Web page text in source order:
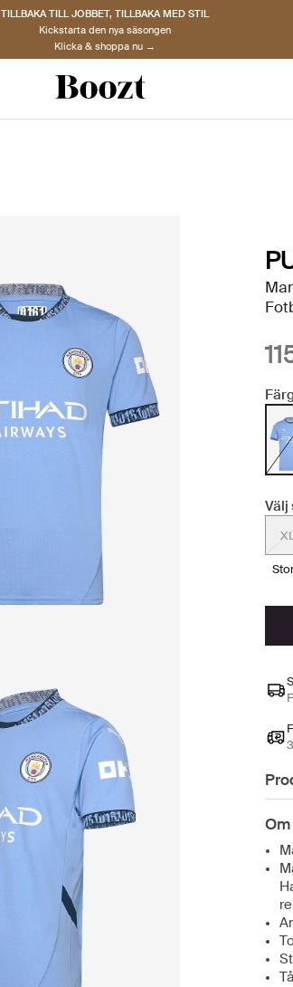
TILLBAKA TILL JOBBET, TILLBAKA MED STIL
Kickstarta den nya säsongen
Klicka & shoppa nu →
Välj